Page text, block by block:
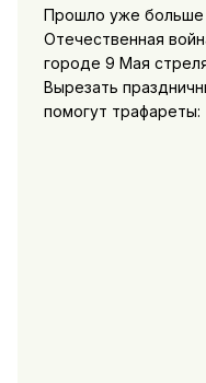
Прошло уже больше
Отечественная
городе 9 Мая
Вырезать
помогут трафареты: